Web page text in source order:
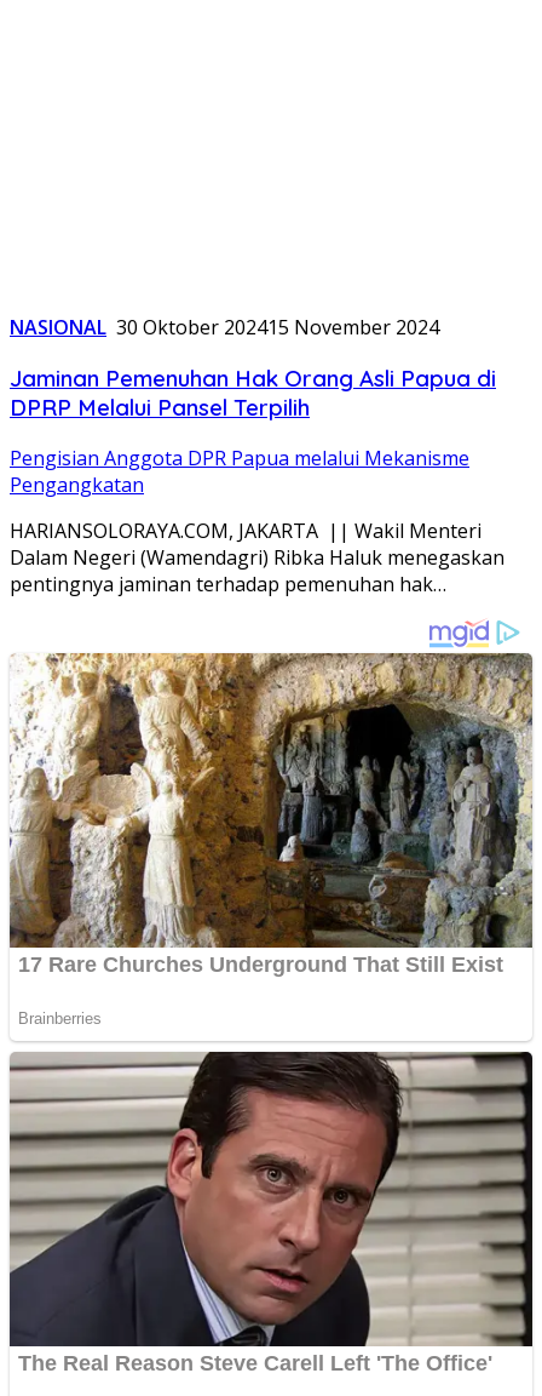
NASIONAL 30 Oktober 202415 November 2024
Jaminan Pemenuhan Hak Orang Asli Papua di
DPRP Melalui Pansel Terpilih
Pengisian Anggota DPR Papua melalui Mekanisme
Pengangkatan
HARIANSOLORAYA.COM, JAKARTA || Wakil Menteri
Dalam Negeri (Wamendagri) Ribka Haluk menegaskan
pentingnya jaminan terhadap pemenuhan hak…